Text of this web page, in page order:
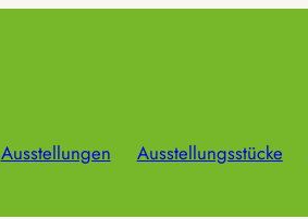
Ausstellungen Ausstellungsstücke